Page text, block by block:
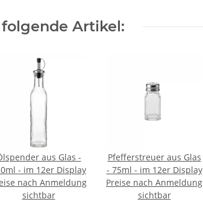
Artikel:
aus Glas -
250ml - im 12er Display
nach Anmeldung
sichtbar
Pfefferstreuer aus Glas
- 75ml - im 12er Display
Preise nach Anmeldung
sichtbar